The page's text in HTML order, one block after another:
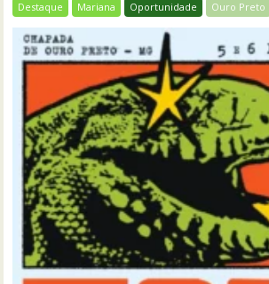
Destaque Mariana Oportunidade Ouro Preto